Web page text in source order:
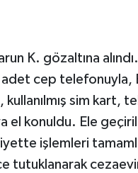
K. gözaltına
cep telefonuyla,
sim kart,
el konuldu. Ele
işlemleri
tutuklanarak